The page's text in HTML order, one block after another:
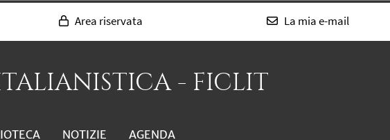
Area riservata La mia e-mail
- FICLIT
NOTIZIE AGENDA